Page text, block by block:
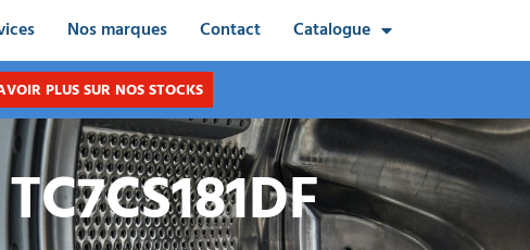
Nos marques Contact Catalogue
PLUS SUR NOS STOCKS